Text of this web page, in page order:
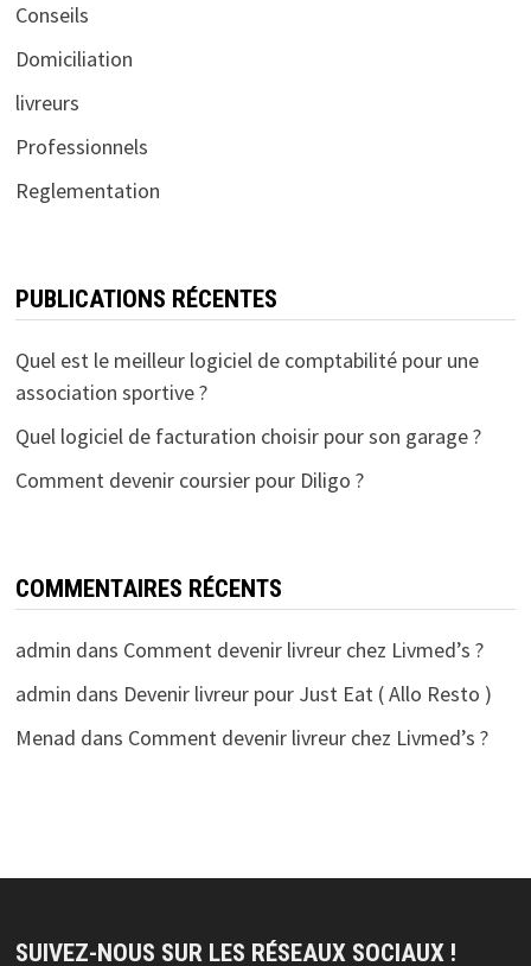
Conseils
Domiciliation
livreurs
Professionnels
Reglementation
PUBLICATIONS RÉCENTES
Quel est le meilleur logiciel de comptabilité pour une
association sportive ?
Quel logiciel de facturation choisir pour son garage ?
Comment devenir coursier pour Diligo ?
COMMENTAIRES RÉCENTS
admin dans Comment devenir livreur chez Livmed’s ?
admin dans Devenir livreur pour Just Eat ( Allo Resto )
Menad dans Comment devenir livreur chez Livmed’s ?
SUIVEZ-NOUS SUR LES RÉSEAUX SOCIAUX !